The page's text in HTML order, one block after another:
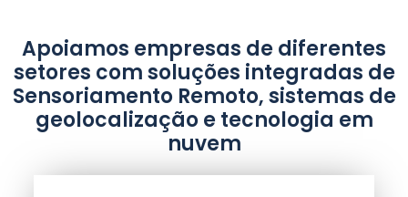
Apoiamos empresas de diferentes
setores com soluções integradas de
Sensoriamento Remoto, sistemas de
geolocalização e tecnologia em
nuvem